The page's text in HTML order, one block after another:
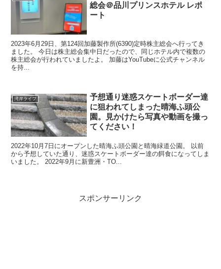
総会＠品川プリンスホテル レポ
ート
2023年6月29日、第124回加藤製作所(6390)定時株主総会へ行ってき
ました。 今日は株主総会集中日だったので、同じホテル内で複数の
株主総会が行われていましたよ。 加藤はYouTubeに公式チャンネル
を持...
湾岸ライフ
予想通り迷惑スケートボーダー達
に狙われてしまった晴海ふ頭公
園。見かけたら写真や動画を撮っ
てください！
2022年10月7日にオープンした晴海ふ頭公園と晴海緑道公園。 以前
から予想していた通り、迷惑スケートボーダー達の餌食になってしま
いました。 2022年9月に新豊洲・TO...
スポンサーリンク